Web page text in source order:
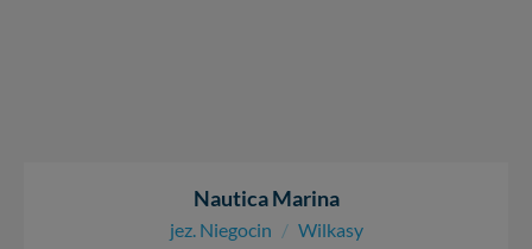
Nautica Marina
jez. Niegocin / Wilkasy